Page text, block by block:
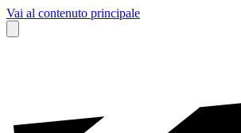
Vai al contenuto principale